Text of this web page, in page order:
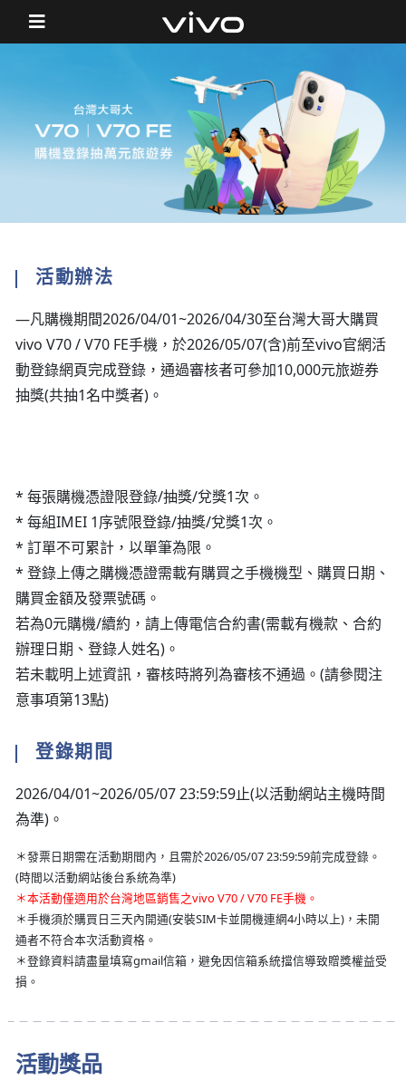
活動辦法
—凡購機期間2026/04/01~2026/04/30至台灣大哥大購買
vivo V70 / V70 FE手機，於2026/05/07(含)前至vivo官網活
動登錄網頁完成登錄，通過審核者可參加10,000元旅遊券
抽獎(共抽1名中獎者)。
* 每張購機憑證限登錄/抽獎/兌獎1次。
* 每組IMEI 1序號限登錄/抽獎/兌獎1次。
* 訂單不可累計，以單筆為限。
* 登錄上傳之購機憑證需載有購買之手機機型、購買日期、
購買金額及發票號碼。
若為0元購機/續約，請上傳電信合約書(需載有機款、合約
辦理日期、登錄人姓名)。
若未載明上述資訊，審核時將列為審核不通過。(請參閱注
意事項第13點)
登錄期間
2026/04/01~2026/05/07 23:59:59止(以活動網站主機時間
為準)。
＊發票日期需在活動期間內，且需於2026/05/07 23:59:59前完成登錄。
(時間以活動網站後台系統為準)
＊本活動僅適用於台灣地區銷售之vivo V70 / V70 FE手機。
＊手機須於購買日三天內開通(安裝SIM卡並開機連網4小時以上)，未開
通者不符合本次活動資格。
＊登錄資料請盡量填寫gmail信箱，避免因信箱系統擋信導致贈獎權益受
損。
活動獎品